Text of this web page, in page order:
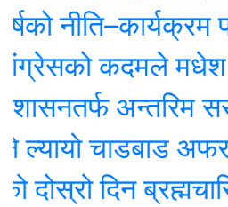
नीति–कार्यक्रम
कदमले मधेश
अन्तरिम
चाडबाड अफरः
दिन